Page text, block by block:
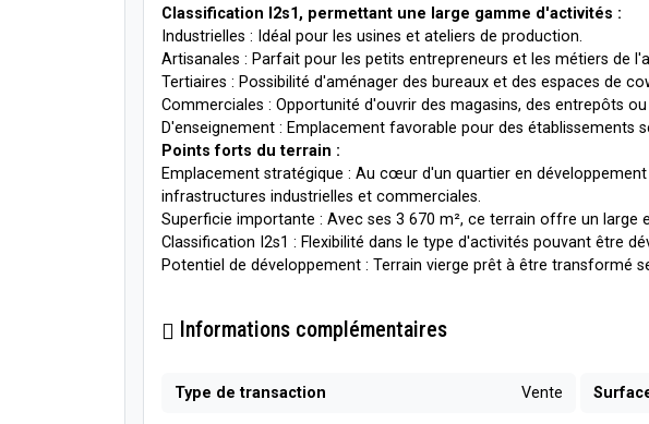
Classification I2s1, permettant une large gamme d'activités :
Industrielles : Idéal pour les usines et ateliers de production.
Artisanales : Parfait pour les petits entrepreneurs et les métiers de
Tertiaires : Possibilité d'aménager des bureaux et des espaces de
Commerciales : Opportunité d'ouvrir des magasins, des entrepôts
D'enseignement : Emplacement favorable pour des établissements
Points forts du terrain :
Emplacement stratégique : Au cœur d'un quartier en
infrastructures industrielles et commerciales.
Superficie importante : Avec ses 3 670 m², ce terrain offre un large
Classification I2s1 : Flexibilité dans le type d'activités pouvant être
Potentiel de développement : Terrain vierge prêt à être transformé
Informations complémentaires
Type de transaction Vente